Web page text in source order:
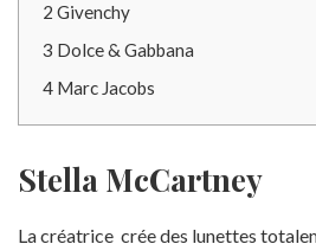
2 Givenchy
3 Dolce & Gabbana
4 Marc Jacobs
Stella McCartney
La créatrice crée des lunettes